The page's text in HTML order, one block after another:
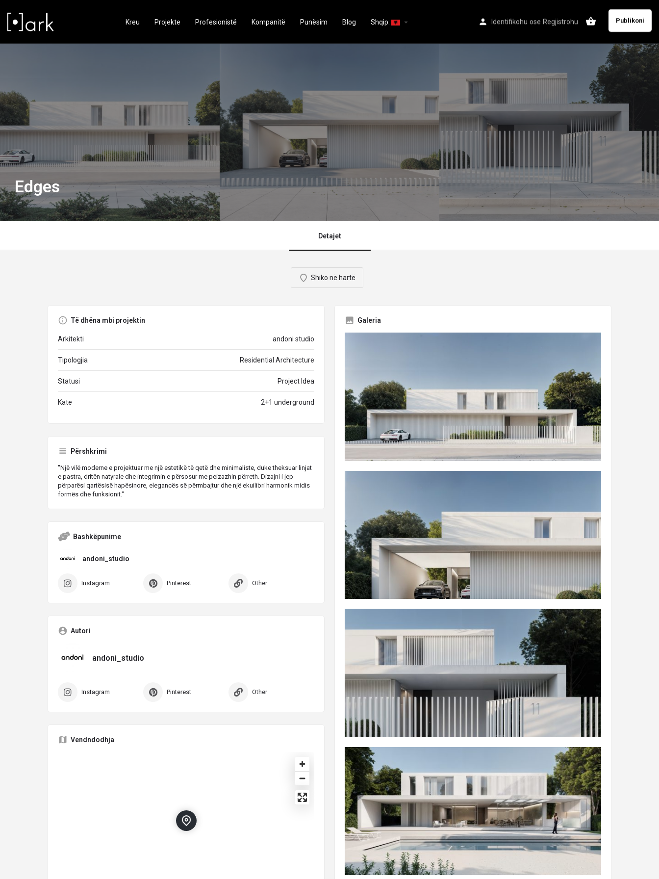
Identifikohu ose Regjistrohu Publikoni
Kreu Projekte Profesionistë Kompanitë Punësim Blog Shqip: arrow_drop_down
Edges
Detajet
Shiko në hartë
Të dhëna mbi projektin
Arkitekti andoni studio
Tipologjia Residential Architecture
Statusi Project Idea
Kate 2+1 underground
Përshkrimi
"Një vilë moderne e projektuar me një estetikë të qetë dhe minimaliste, duke theksuar linjat
e pastra, dritën natyrale dhe integrimin e përsosur me peizazhin përreth. Dizajni i jep
përparësi qartësisë hapësinore, elegancës së përmbajtur dhe një ekuilibri harmonik midis
formës dhe funksionit."
Bashkëpunime
andoni_studio
Instagram Pinterest Other
Autori
andoni_studio
Instagram Pinterest Other
Vendndodhja
Galeria